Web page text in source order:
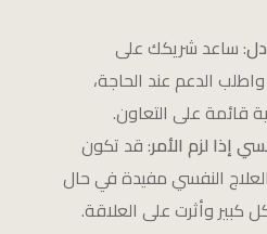
: ساعد شريكك على
الدعم عند الحاجة،
قائمة على التعاون.
إذا لزم الأمر: قد تكون
النفسي مفيدة في حال
وأثرت على العلاقة.